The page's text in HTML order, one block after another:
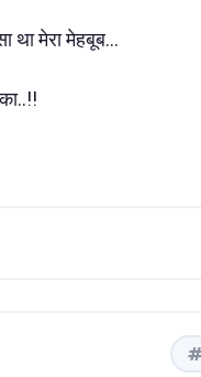
था मेरा मेहबूब...